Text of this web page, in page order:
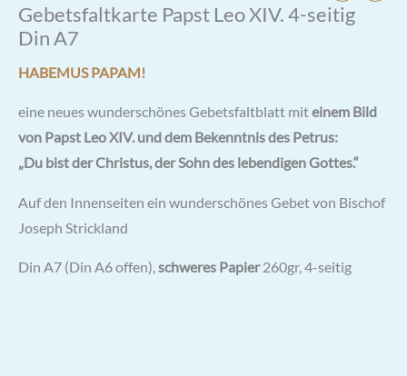
Gebetsfaltkarte Papst Leo XIV. 4-seitig
Din A7
HABEMUS PAPAM!
eine neues wunderschönes Gebetsfaltblatt miteinem Bild
von Papst Leo XIV. und dem Bekenntnis des Petrus:
„Du bist der Christus, der Sohn des lebendigen Gottes.“
Auf den Innenseiten ein wunderschönes Gebet von Bischof
Joseph Strickland
Din A7 (Din A6 offen),schweres Papier260gr, 4-seitig